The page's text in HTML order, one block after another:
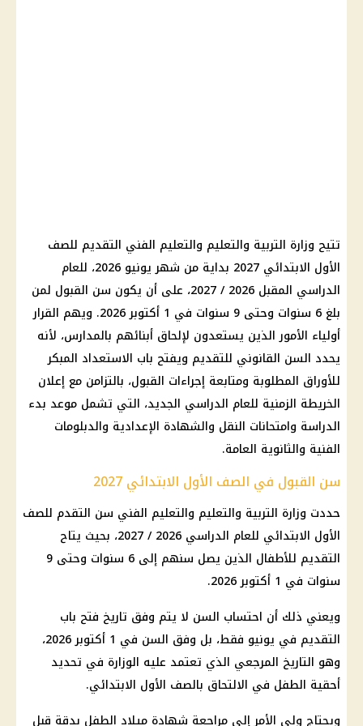
تتيح وزارة التربية والتعليم والتعليم الفني التقديم للصف
الأول الابتدائي 2027 بداية من شهر يونيو 2026، للعام
الدراسي المقبل 2026 / 2027، على أن يكون سن القبول لمن
بلغ 6 سنوات وحتى 9 سنوات في 1 أكتوبر 2026. ويهم القرار
أولياء الأمور الذين يستعدون لإلحاق أبنائهم بالمدارس، لأنه
يحدد السن القانوني للتقديم ويفتح باب الاستعداد المبكر
للأوراق المطلوبة ومتابعة إجراءات القبول، بالتزامن مع إعلان
الخريطة الزمنية للعام الدراسي الجديد، التي تشمل موعد بدء
الدراسة وامتحانات النقل والشهادة الإعدادية والدبلومات
الفنية والثانوية العامة.
سن القبول في الصف الأول الابتدائي 2027
حددت وزارة التربية والتعليم والتعليم الفني سن التقدم للصف
الأول الابتدائي للعام الدراسي 2026 / 2027، بحيث يتاح
التقديم للأطفال الذين يصل سنهم إلى 6 سنوات وحتى 9
سنوات في 1 أكتوبر 2026.
ويعني ذلك أن احتساب السن لا يتم وفق تاريخ فتح باب
التقديم في يونيو فقط، بل وفق السن في 1 أكتوبر 2026،
وهو التاريخ المرجعي الذي تعتمد عليه الوزارة في تحديد
أحقية الطفل في الالتحاق بالصف الأول الابتدائي.
ويحتاج ولي الأمر إلى مراجعة شهادة ميلاد الطفل بدقة قبل